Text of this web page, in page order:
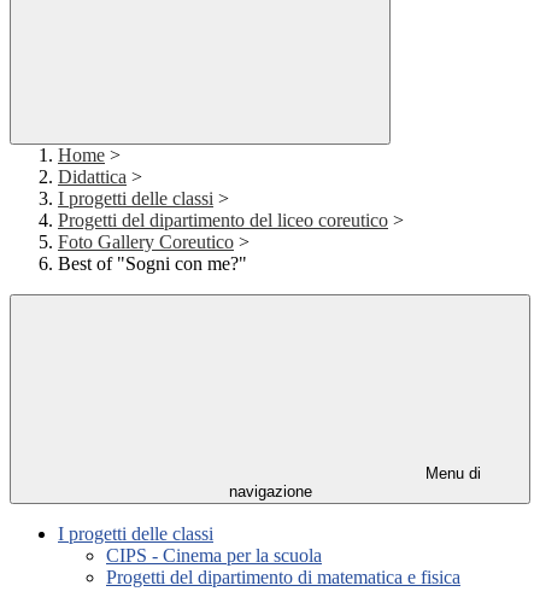
Home >
Didattica >
I progetti delle classi >
Progetti del dipartimento del liceo coreutico >
Foto Gallery Coreutico >
Best of "Sogni con me?"
Menu di
navigazione
I progetti delle classi
CIPS - Cinema per la scuola
Progetti del dipartimento di matematica e fisica